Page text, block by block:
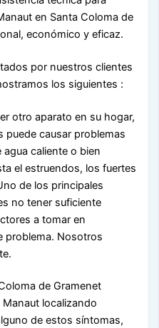
en Santa Coloma de
económico y eficaz.
por nuestros clientes
los siguientes :
otro aparato en su hogar,
puede causar problemas
caliente o bien
el estruendos, los fuertes
de los principales
no tener suficiente
a tomar en
problema. Nosotros
de Gramenet
localizando
de estos síntomas,